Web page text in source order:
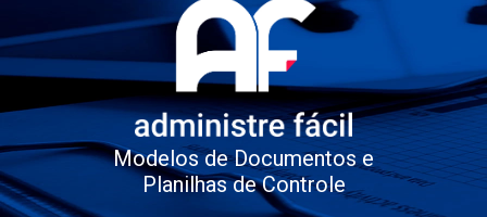
Modelos de Documentos e
Planilhas de Controle